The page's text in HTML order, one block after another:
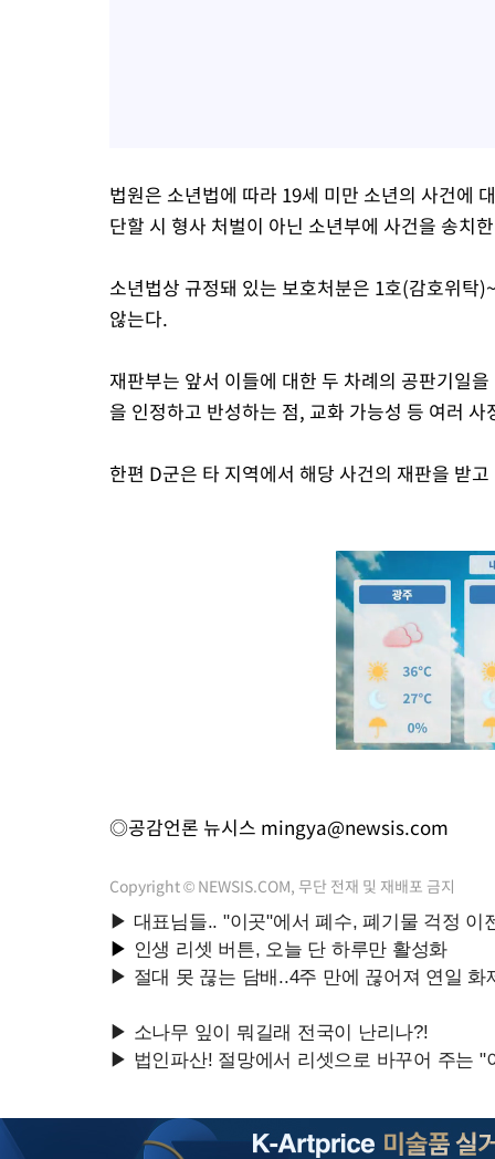
법원은 소년법에 따라 19세 미만 소년의 사건에
단할 시 형사 처벌이 아닌 소년부에 사건을 송치
소년법상 규정돼 있는 보호처분은 1호(감호위탁
않는다.
재판부는 앞서 이들에 대한 두 차례의 공판기일
을 인정하고 반성하는 점, 교화 가능성 등 여러
한편 D군은 타 지역에서 해당 사건의 재판을 받
◎공감언론 뉴시스 mingya@newsis.com
Copyright © NEWSIS.COM, 무단 전재 및 재배포 금지